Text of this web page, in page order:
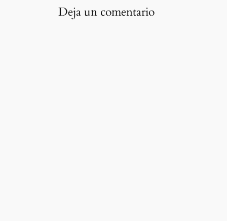
Deja un comentario